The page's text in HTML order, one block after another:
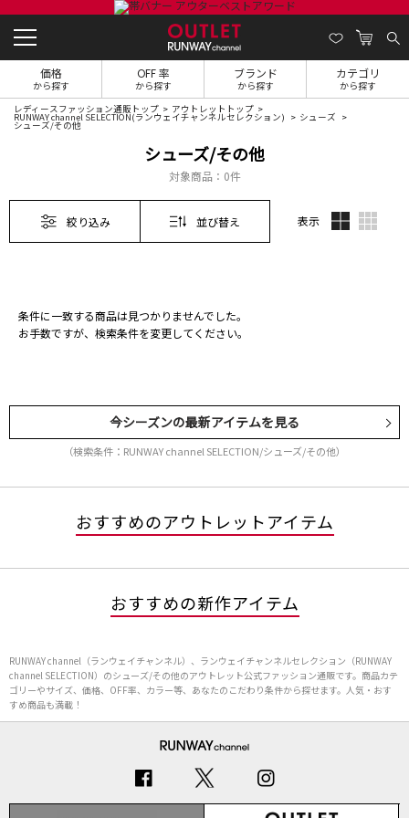
価格
から探す
OFF 率
から探す
ブランド
から探す
カテゴリ
から探す
レディースファッション通販トップ アウトレットトップ
RUNWAY channel SELECTION(ランウェイチャンネルセレクション) シューズ
シューズ/その他
シューズ/その他
対象商品： 0件
絞り込み 並び替え 表示
条件に一致する商品は見つかりませんでした。
お手数ですが、検索条件を変更してください。
今シーズンの最新アイテムを見る
（検索条件：RUNWAY channel SELECTION/シューズ/その他）
おすすめのアウトレットアイテム
おすすめの新作アイテム
RUNWAY channel（ランウェイチャンネル）、ランウェイチャンネルセレクション（RUNWAY
channel SELECTION）のシューズ/その他のアウトレット公式ファッション通販です。商品カテ
ゴリーやサイズ、価格、OFF率、カラー等、あなたのこだわり条件から探せます。人気・おす
すめ商品も満載！